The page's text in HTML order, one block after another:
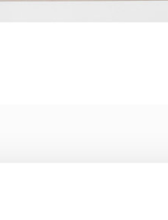
kandelaars
kandelaars het licht op een